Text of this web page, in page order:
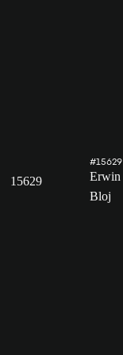
15629
#15629
Erwin
Bloj